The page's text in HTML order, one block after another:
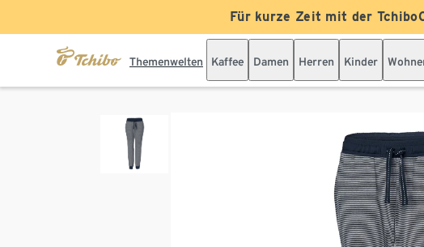
Für kurze Zeit mit der
Themenwelten Kaffee Damen Herren Kinder